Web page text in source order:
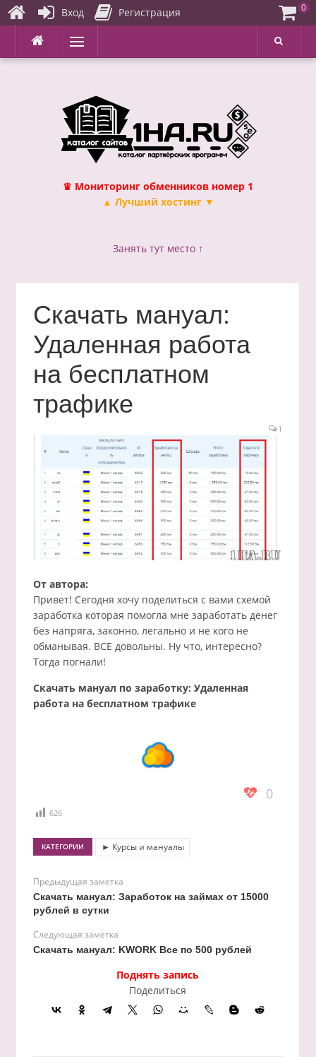
Перейти
содержимому
Меню
♛ Мониторинг обменников номер 1
▲ Лучший хостинг ▼
Занять тут место ↑
Скачать мануал:
Удаленная работа
на бесплатном
трафике
1
От автора:
Привет! Сегодня хочу поделиться с вами схемой
заработка которая помогла мне заработать денег
без напряга, законно, легально и не кого не
обманывая. ВСЕ довольны. Ну что, интересно?
Тогда погнали!
Скачать мануал по заработку: Удаленная
работа на бесплатном трафике
0
626
КАТЕГОРИИ ► Курсы и мануалы
Предыдущая заметка
Скачать мануал: Заработок на займах от 15000
рублей в сутки
Следующая заметка
Скачать мануал: KWORK Все по 500 рублей
Поднять запись
Поделиться
Вход Регистрация 0